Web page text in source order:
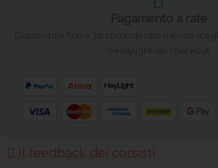
Il feedback dei corsisti